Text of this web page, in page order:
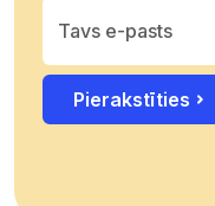
Pierakstīties